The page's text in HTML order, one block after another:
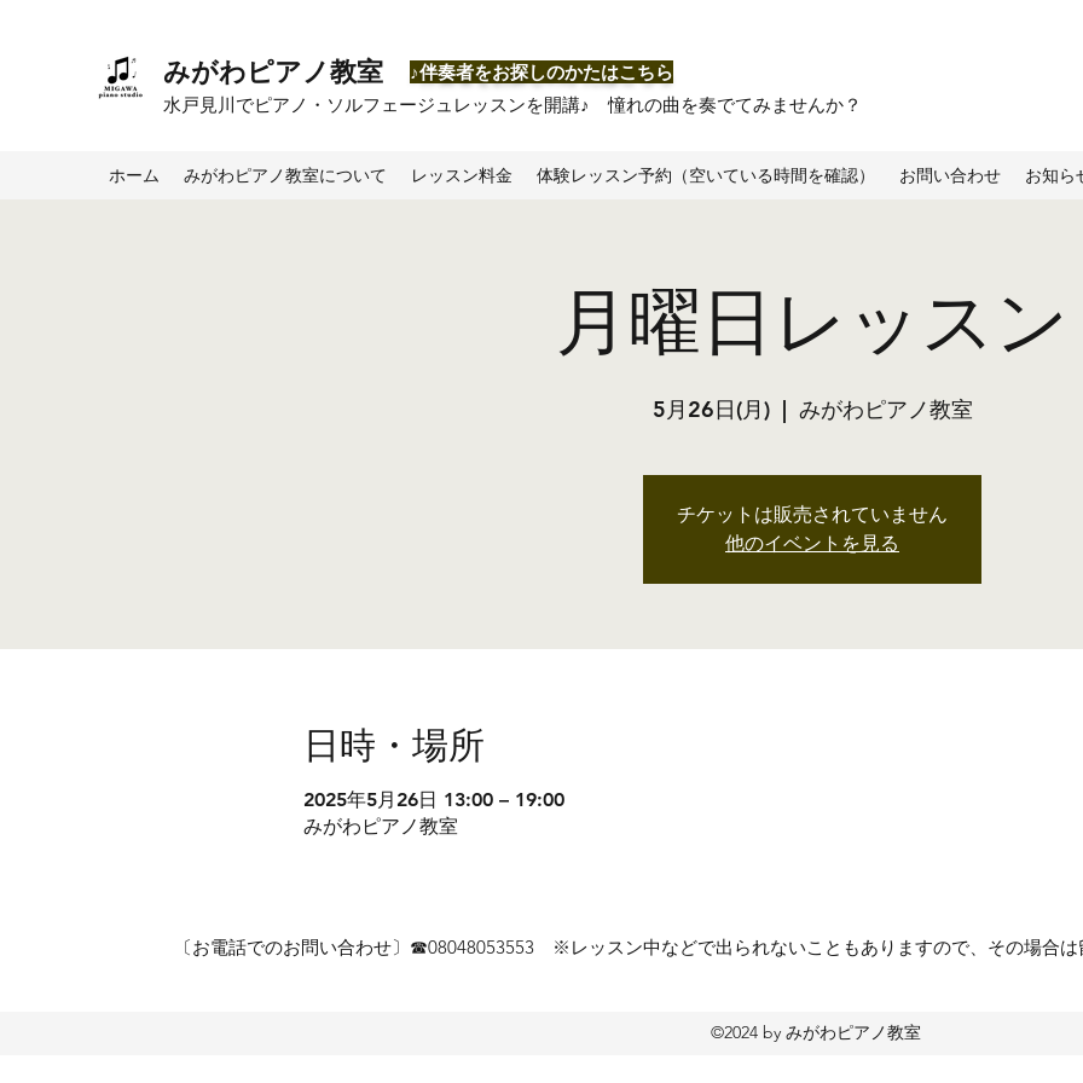
みがわピアノ教室
​水戸見川でピアノ・ソルフェージュレッスンを開講♪ 憧れの曲を奏でてみませんか？
​♪伴奏者をお探しのかたはこちら
ホーム みがわピアノ教室について レッスン料金 体験レッスン予約（空いている時間を確認） お問い合わせ お知ら
月曜日レッスン
5月26日(月)
  |
みがわピアノ教室
チケットは販売されていません
他のイベントを見る
日時・場所
2025年5月26日 13:00 – 19:00
みがわピアノ教室
〔お電話でのお問い合わせ〕☎︎08048053553 ※レッスン中などで出られないこともありますので、その場合は
©2024 by みがわピアノ教室